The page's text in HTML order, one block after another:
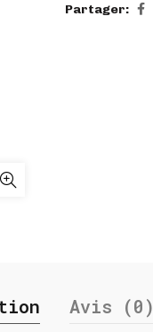
Partager
Avis (0)